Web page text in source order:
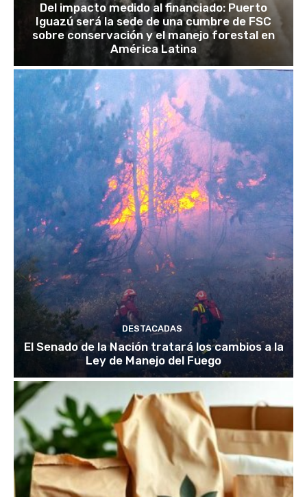
Del impacto medido al financiado: Puerto
Iguazú será la sede de una cumbre de FSC
sobre conservación y el manejo forestal en
América Latina
DESTACADAS
El Senado de la Nación tratará los cambios a la
Ley de Manejo del Fuego